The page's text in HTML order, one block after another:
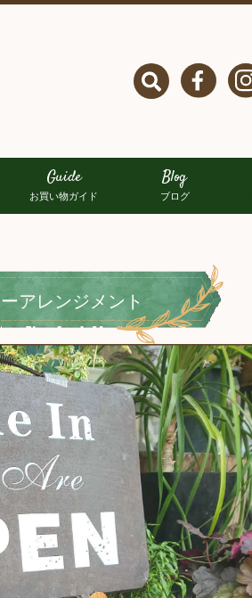
Guide
お買い物ガイド
Blog
ブログ
アレンジメント